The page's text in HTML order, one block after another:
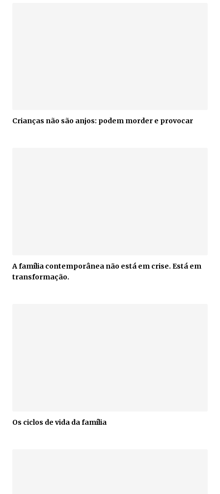
Crianças não são anjos: podem morder e provocar
A família contemporânea não está em crise. Está em
transformação.
Os ciclos de vida da família